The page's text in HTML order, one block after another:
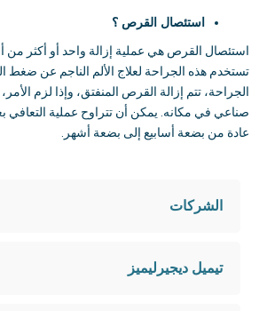
الشركات
تيميل ديجيرليميز
استئصال القرص ؟
استئصال القرص هي عملية إزالة واحد أو أكثر من
تستخدم هذه الجراحة لعلاج الألم الناجم عن ضغط
الجراحة، تتم إزالة القرص المنفتق، وإذا لزم
صناعي في مكانه. يمكن أن تتراوح عملية التعافي
عادة من بضعة أسابيع إلى بضعة أشهر .